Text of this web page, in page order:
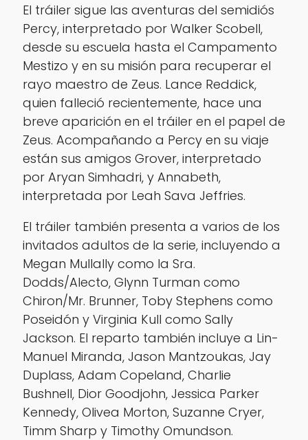
El tráiler sigue las aventuras del semidiós
Percy, interpretado por Walker Scobell,
desde su escuela hasta el Campamento
Mestizo y en su misión para recuperar el
rayo maestro de Zeus. Lance Reddick,
quien falleció recientemente, hace una
breve aparición en el tráiler en el papel de
Zeus. Acompañando a Percy en su viaje
están sus amigos Grover, interpretado
por Aryan Simhadri, y Annabeth,
interpretada por Leah Sava Jeffries.
El tráiler también presenta a varios de los
invitados adultos de la serie, incluyendo a
Megan Mullally como la Sra.
Dodds/Alecto, Glynn Turman como
Chiron/Mr. Brunner, Toby Stephens como
Poseidón y Virginia Kull como Sally
Jackson. El reparto también incluye a Lin-
Manuel Miranda, Jason Mantzoukas, Jay
Duplass, Adam Copeland, Charlie
Bushnell, Dior Goodjohn, Jessica Parker
Kennedy, Olivea Morton, Suzanne Cryer,
Timm Sharp y Timothy Omundson.